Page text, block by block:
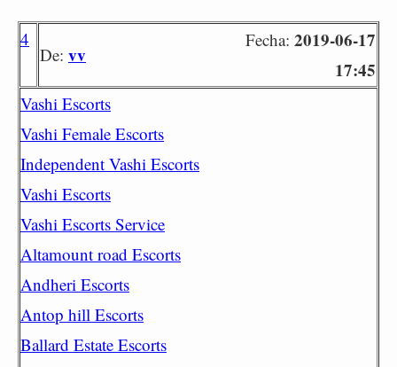
4
De: vv
Fecha: 2019-06-17
17:45
Vashi Escorts
Vashi Female Escorts
Independent Vashi Escorts
Vashi Escorts
Vashi Escorts Service
Altamount road Escorts
Andheri Escorts
Antop hill Escorts
Ballard Estate Escorts